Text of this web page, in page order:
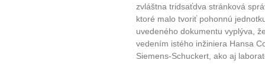
Jak vnést do života
Jak být šťastnější
zvláštna tridsaťdva stránková
ktoré malo tvoriť pohonnú
uvedeného dokumentu vyplýva,
vedením istého inžiniera Hansa
Siemens-Schuckert, ako aj